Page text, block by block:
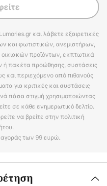
και λάβετε εξαιρετικές
και φωτιστικών, ανεμιστήρων,
προϊόντων, εκπτωτικά
ή πακέτα προώθησης, συστάσεις
και περιεχόμενο από πιθανούς
για κριτικές και συστάσεις
πάσα στιγμή χρησιμοποιώντας
σε κάθε ενημερωτικό δελτίο.
να βρείτε στην πολιτική
αγοράς των 99 ευρώ.